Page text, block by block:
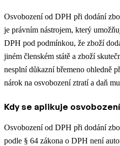
Osvobození od DPH při dodání
je právním nástrojem, který
DPH pod podmínkou, že zboží
jiném členském státě a zboží
nesplní důkazní břemeno ohledně
nárok na osvobození ztratí a daň
Kdy se aplikuje
Osvobození od DPH při dodání
podle § 64 zákona o DPH není